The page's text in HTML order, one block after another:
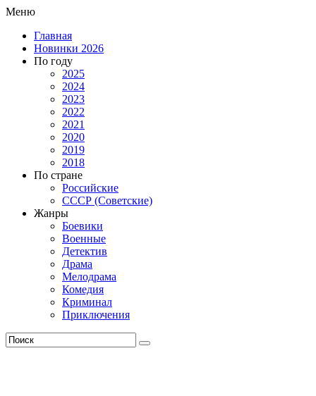
Меню
Главная
Новинки 2026
По году
2025
2024
2023
2022
2021
2020
2019
2018
По стране
Российские
СССР (Советские)
Жанры
Боевики
Военные
Детектив
Драма
Мелодрама
Комедия
Криминал
Приключения